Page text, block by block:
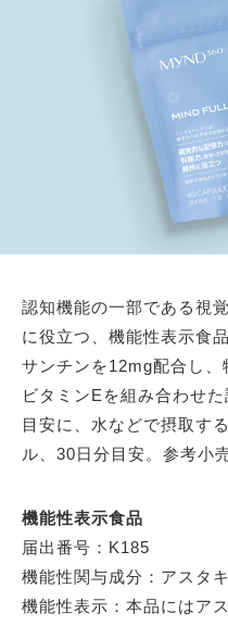
認知機能の一部である視
に役立つ、機能性表示食
サンチンを12mg配合し
ビタミンEを組み合わせ
目安に、水などで摂取す
ル、30日分目安。参考小
機能性表示食品
届出番号：K185
機能性関与成分：アスタ
機能性表示：本品にはア